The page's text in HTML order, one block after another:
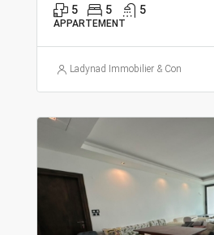
5 5 5
APPARTEMENT
Ladynad Immobilier & Construction